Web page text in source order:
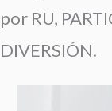
por RU,
DIVERSIÓN.